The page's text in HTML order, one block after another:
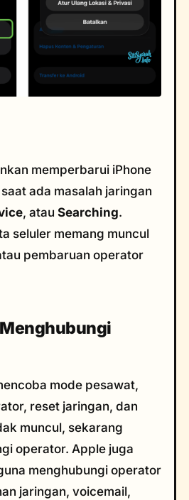
memperbarui iPhone
ada masalah jaringan
, atau Searching.
seluler memang muncul
pembaruan operator
mode pesawat,
reset jaringan, dan
muncul, sekarang
operator. Apple juga
menghubungi operator
jaringan, voicemail,